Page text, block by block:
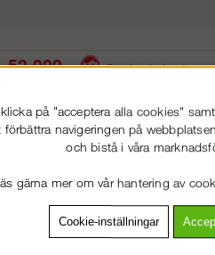
000
Service hela vägen
på "acceptera alla cookies"
förbättra navigeringen på
och bistå i våra
gärna mer om vår hantering av
Cookie-inställningar
VÄNLIGEN VÄLJ PRIVAT